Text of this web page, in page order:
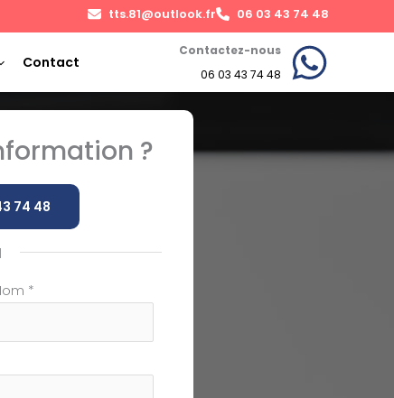
tts.81@outlook.fr 06 03 43 74 48
Contact
Contactez-nous
06 03 43 74 48
?
74 48
*